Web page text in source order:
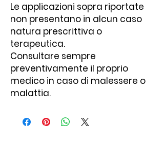
Le applicazioni sopra riportate
non presentano in alcun caso
natura prescrittiva o
terapeutica.
Consultare sempre
preventivamente il proprio
medico in caso di malessere o
malattia.